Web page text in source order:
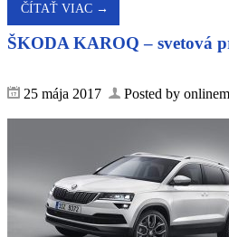
ČÍTAŤ VIAC →
ŠKODA KAROQ – svetová
25 mája 2017 Posted by